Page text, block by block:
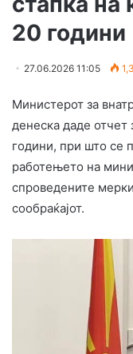
20 години
27.06.2026 11:05
Министерот за
денеска даде отчет
години, при што се
работењето на
спроведените
сообраќајот.